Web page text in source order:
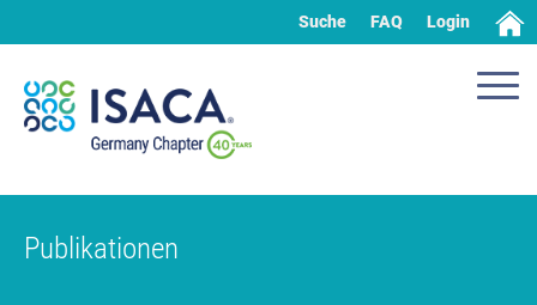
Suche FAQ Login
Publikationen